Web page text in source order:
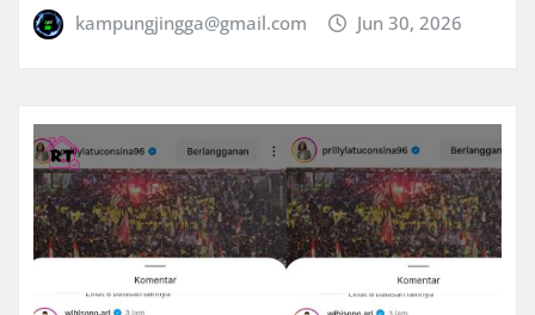
kampungjingga@gmail.com Jun 30, 2026